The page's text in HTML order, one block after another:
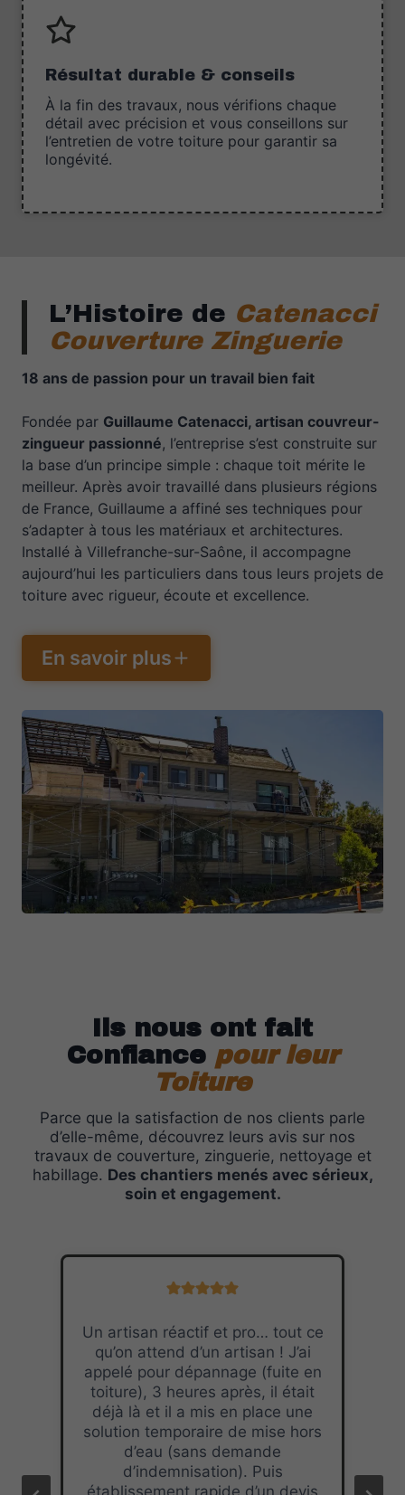
Résultat durable & conseils
À la fin des travaux, nous vérifions chaque
détail avec précision et vous conseillons sur
l’entretien de votre toiture pour garantir sa
longévité.
L’Histoire de Catenacci
Couverture Zinguerie
18 ans de passion pour un travail bien fait
Fondée par Guillaume Catenacci, artisan couvreur-
zingueur passionné, l’entreprise s’est construite sur
la base d’un principe simple : chaque toit mérite le
meilleur. Après avoir travaillé dans plusieurs régions
de France, Guillaume a affiné ses techniques pour
s’adapter à tous les matériaux et architectures.
Installé à Villefranche-sur-Saône, il accompagne
aujourd’hui les particuliers dans tous leurs projets de
toiture avec rigueur, écoute et excellence.
En savoir plus
Ils nous ont fait
Confiance pour leur
Toiture
Parce que la satisfaction de nos clients parle
d’elle-même, découvrez leurs avis sur nos
travaux de couverture, zinguerie, nettoyage et
habillage. Des chantiers menés avec sérieux,
soin et engagement.
Un artisan réactif et pro… tout ce
qu’on attend d’un artisan ! J’ai
appelé pour dépannage (fuite en
toiture), 3 heures après, il était
déjà là et il a mis en place une
solution temporaire de mise hors
d’eau (sans demande
d’indemnisation). Puis
établissement rapide d’un devis